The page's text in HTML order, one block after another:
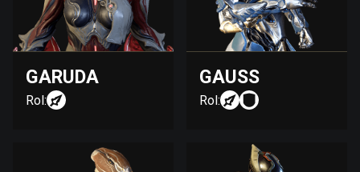
GARUDA
Rol:
GAUSS
Rol: